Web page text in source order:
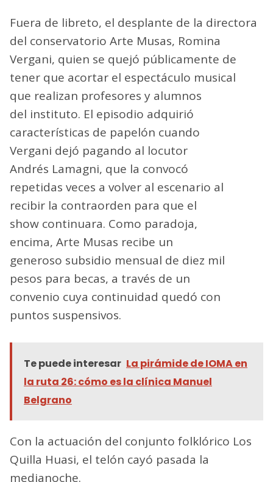
Fuera de libreto, el desplante de la directora
del conservatorio Arte Musas, Romina
Vergani, quien se quejó públicamente de
tener que acortar el espectáculo musical
que realizan profesores y alumnos
del instituto. El episodio adquirió
características de papelón cuando
Vergani dejó pagando al locutor
Andrés Lamagni, que la convocó
repetidas veces a volver al escenario al
recibir la contraorden para que el
show continuara. Como paradoja,
encima, Arte Musas recibe un
generoso subsidio mensual de diez mil
pesos para becas, a través de un
convenio cuya continuidad quedó con
puntos suspensivos.
Te puede interesar La pirámide de IOMA en
la ruta 26: cómo es la clínica Manuel
Belgrano
Con la actuación del conjunto folklórico Los
Quilla Huasi, el telón cayó pasada la
medianoche.